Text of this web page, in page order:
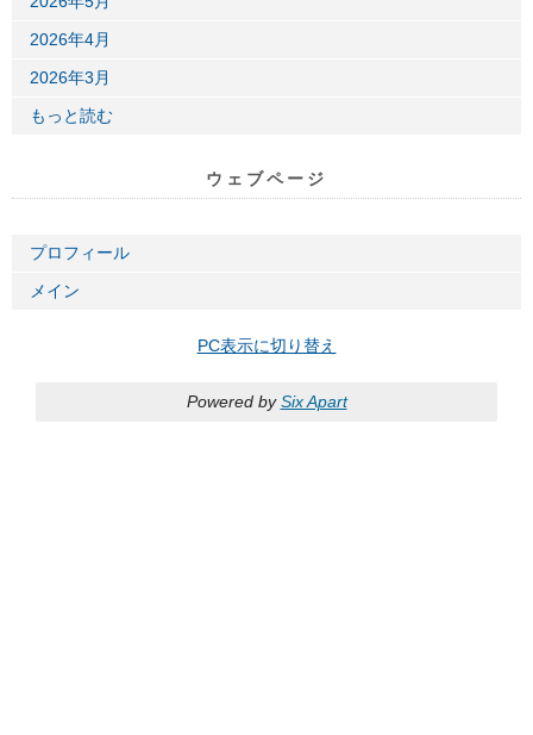
2026年4月
2026年3月
もっと読む
ウェブページ
プロフィール
メイン
PC表示に切り替え
Powered bySix Apart